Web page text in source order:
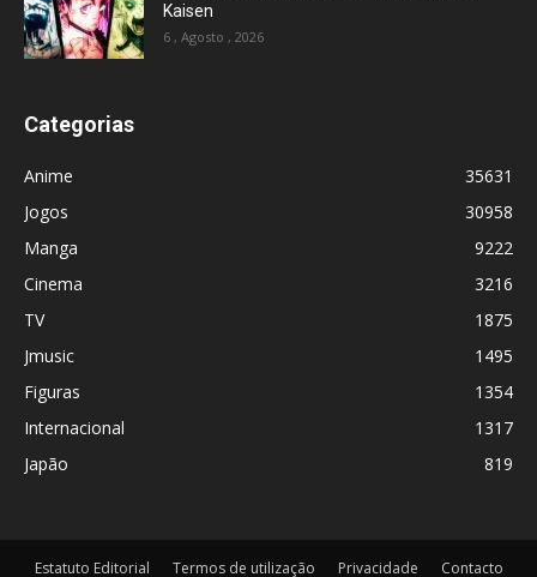
Kaisen
6 , Agosto , 2026
Categorias
Anime
35631
Jogos
30958
Manga
9222
Cinema
3216
TV
1875
Jmusic
1495
Figuras
1354
Internacional
1317
Japão
819
Estatuto Editorial Termos de utilização Privacidade Contacto